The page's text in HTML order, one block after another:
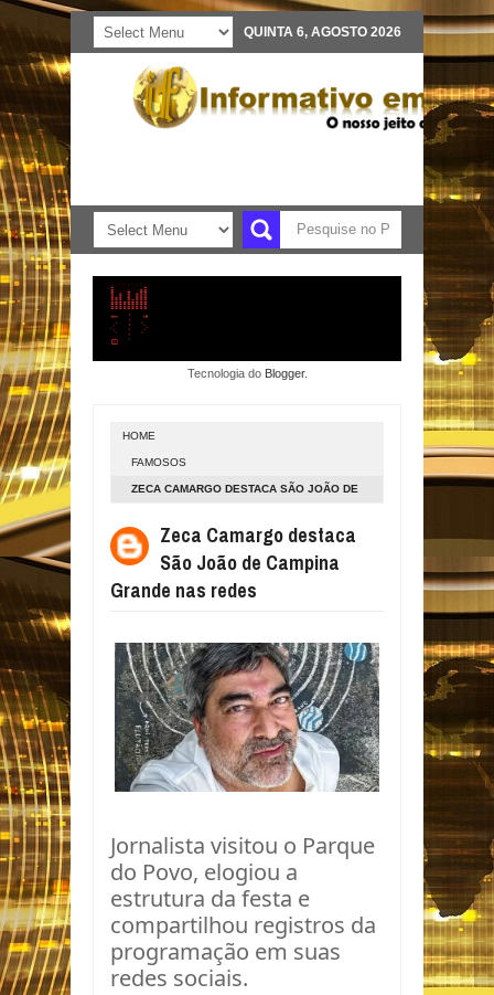
QUINTA 6, AGOSTO 2026
Tecnologia do Blogger.
HOME
FAMOSOS
ZECA CAMARGO DESTACA SÃO JOÃO DE
Zeca Camargo destaca
São João de Campina
Grande nas redes
Jornalista visitou o Parque
do Povo, elogiou a
estrutura da festa e
compartilhou registros da
programação em suas
redes sociais.